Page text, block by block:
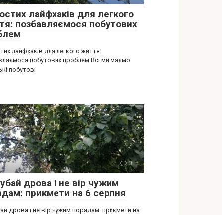
лайфхаків для легкого
позбавляємося побутових
лайфхаків для легкого життя:
побутових проблем Всі ми маємо
побутові
0
дрова і не вір чужим
прикмети на 6 серпня
дрова і не вір чужим порадам: прикмети на